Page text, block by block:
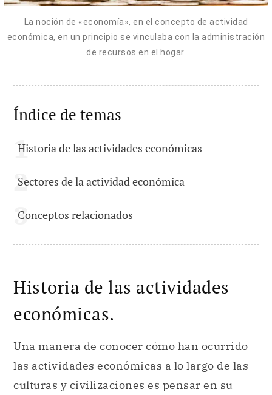
La noción de «economía», en el concepto de actividad
económica, en un principio se vinculaba con la administración
de recursos en el hogar.
Índice de temas
Historia de las actividades económicas
Sectores de la actividad económica
Conceptos relacionados
Historia de las actividades
económicas.
Una manera de conocer cómo han ocurrido
las actividades económicas a lo largo de las
culturas y civilizaciones es pensar en su